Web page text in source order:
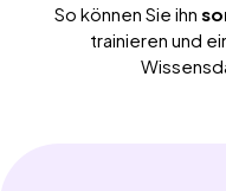
So können Sie ihn
trainieren und